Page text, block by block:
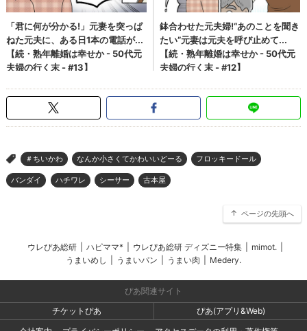
> ＃ちいかわ なんか小さくてかわいいどーる フロッキードール
バンダイ ハチワレ シーサー 古本屋
ページの先頭へ
ウレぴあ総研 ハピママ* ウレぴあ総研 ディズニー特集 mimot.
うまいめし
うまいパン うまい肉 Medery.
ぴあ関連サイト
チケットぴあ
ぴあ(アプリ&Web)